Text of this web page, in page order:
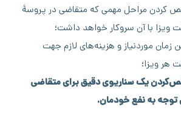
کردن مراحل مهمی که متقاضی در پروسۀ
ویزا با آن سروکار خواهد داشت؛
زمان موردنیاز و هزینه‌های لازم جهت
هر ویزا؛
یک سناریوی دقیق برای متقاضی
توجه به نفع خودمان.